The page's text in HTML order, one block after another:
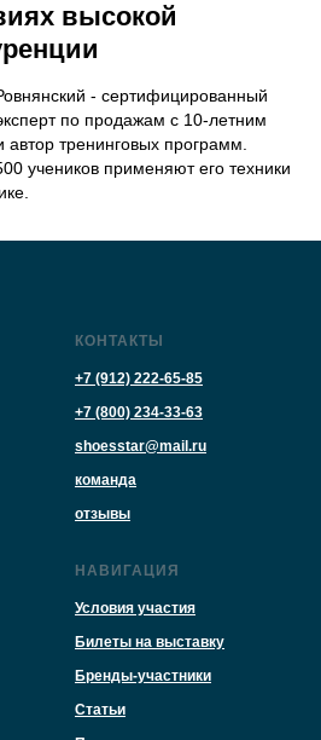
высокой
- сертифицированный
по продажам с 10-летним
тренинговых программ.
учеников применяют его техники
КОНТАКТЫ
+7 (912) 222-65-85
+7 (800) 234-33-63
shoesstar@mail.ru
команда
отзывы
НАВИГАЦИЯ
Условия участия
Билеты на выставку
Бренды-участники
Статьи